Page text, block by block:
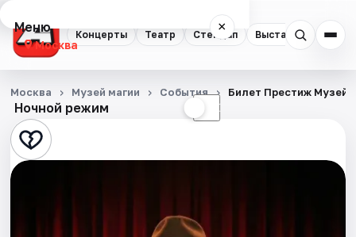
Концерты Театр Стендап Выставки
Меню ×
Москва
Концерты
Театр
Стендап
Ночной режим ☾
Москва Музей магии События Билет Престиж Музей